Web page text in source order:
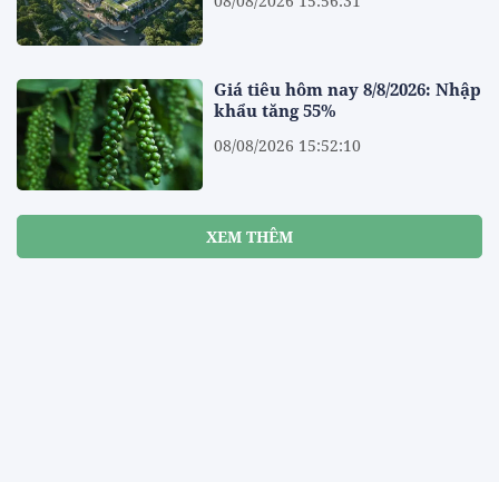
Giá tiêu hôm nay 8/8/2026: Nhập
khẩu tăng 55%
08/08/2026 15:52:10
XEM THÊM